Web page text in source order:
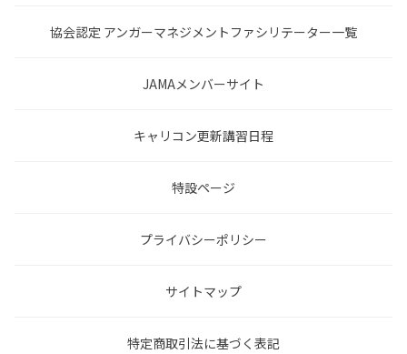
協会認定 アンガーマネジメントファシリテーター一覧
JAMAメンバーサイト
キャリコン更新講習日程
特設ページ
プライバシーポリシー
サイトマップ
特定商取引法に基づく表記